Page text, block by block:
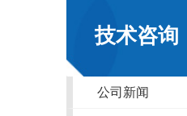
技术咨询
公司新闻